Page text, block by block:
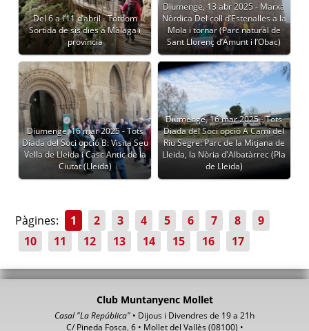
Del 6 a l’11 d’abril - Tothom
Sortida de sis dies a Màlaga i
província
Diumenge, 13 abr 2025 - Marxa
Nòrdica Del coll d’Estenalles a la
Mola i tornar (Parc natural de
Sant Llorenç d’Amunt i l’Obac)
Diumenge, 16 mar 2025 - Tots
Diada del Soci opció B: Visita Seu
Vella de Lleida i Casc Antic de la
Ciutat (Lleida)
Diumenge, 16 mar 2025 - Tots
Diada del Soci opció A Camí del
Riu Segre: Parc de la Mitjana de
Lleida, la Nòria d'Albatàrrec (Pla
de Lleida)
Pàgines: 1 2 3 4 5 6 7 8
9
10
11 12 13 14 15 16 17
Club Muntanyenc Mollet
Casal "La República" • Dijous i Divendres de 19 a 21h
C/ Pineda Fosca, 6 • Mollet del Vallès (08100) •